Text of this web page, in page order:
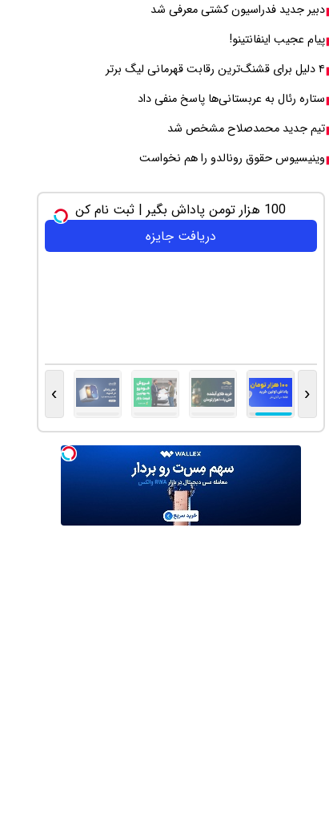
دبیر جدید فدراسیون کشتی معرفی شد
پیام عجیب اینفانتینو!
۴ دلیل برای قشنگ‌ترین‌ رقابت قهرمانی لیگ برتر
ستاره رئال به عربستانی‌ها پاسخ منفی داد
تیم جدید محمدصلاح مشخص شد
وینیسیوس حقوق رونالدو را هم نخواست
100 هزار تومن پاداش بگیر | ثبت نام کن
دریافت جایزه
‹
›